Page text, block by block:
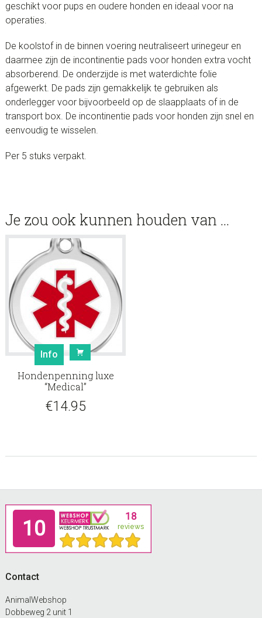
geschikt voor pups en oudere honden en ideaal voor na
operaties.
De koolstof in de binnen voering neutraliseert urinegeur en
daarmee zijn de incontinentie pads voor honden extra vocht
absorberend. De onderzijde is met waterdichte folie
afgewerkt. De pads zijn gemakkelijk te gebruiken als
onderlegger voor bijvoorbeeld op de slaapplaats of in de
transport box. De incontinentie pads voor honden zijn snel en
eenvoudig te wisselen.
Per 5 stuks verpakt.
Je zou ook kunnen houden van …
Info
Hondenpenning luxe
“Medical”
€14.95
Footer
Contact
AnimalWebshop
Dobbeweg 2 unit 1